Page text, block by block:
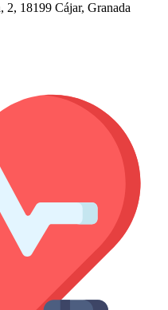
18199 Cájar, Granada